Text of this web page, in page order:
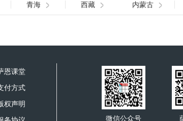
青海 西藏 内蒙古
恩课堂
付方式
权声明
微信公众号